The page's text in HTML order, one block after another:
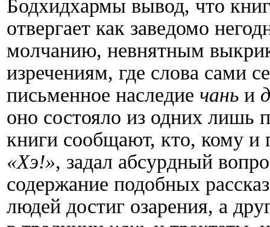
Бодхидхармы вывод, что
отвергает как заведомо
молчанию, невнятным
изречениям, где слова сами
письменное наследие чань и
оно состояло из одних лишь
книги сообщают, кто, кому и
«Хэ!», задал абсурдный
содержание подобных
людей достиг озарения, а